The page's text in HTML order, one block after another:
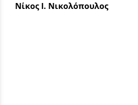
Νίκος Ι. Νικολόπουλος